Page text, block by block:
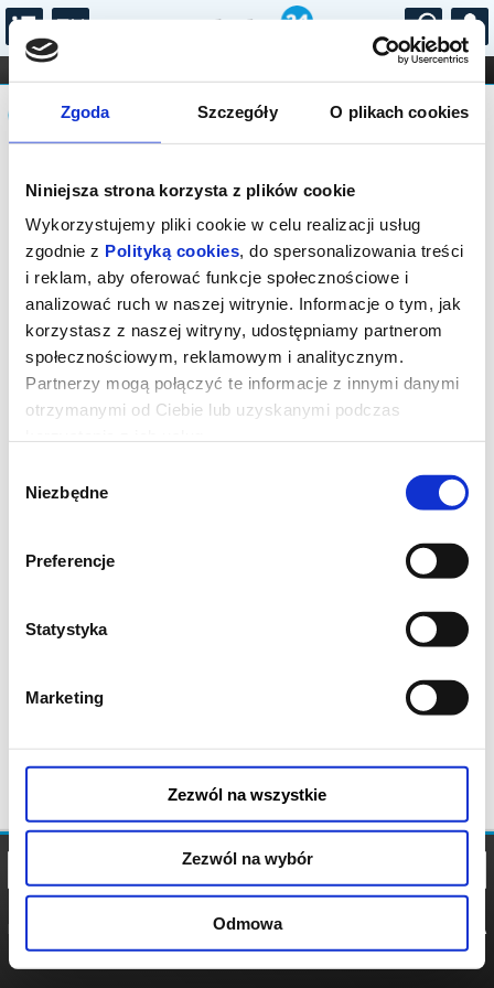
Zgoda Szczegóły O plikach cookies
Niniejsza strona korzysta z plików cookie
Wykorzystujemy pliki cookie w celu realizacji usług
zgodnie z Polityką cookies, do spersonalizowania treści
i reklam, aby oferować funkcje społecznościowe i
analizować ruch w naszej witrynie. Informacje o tym, jak
korzystasz z naszej witryny, udostępniamy partnerom
społecznościowym, reklamowym i analitycznym.
Partnerzy mogą połączyć te informacje z innymi danymi
otrzymanymi od Ciebie lub uzyskanymi podczas
zgody
Niezbędne
Preferencje
Statystyka
Marketing
Zezwól na wszystkie
Zezwól na wybór
Odmowa
...
FILHARMONIA OPERA I BALET
STAND-UP
DLA DZIECI
Komunikat
Sprzedaż biletów on-line na wydarzenie
została zakończona.
POLITYKA
POLITYKA